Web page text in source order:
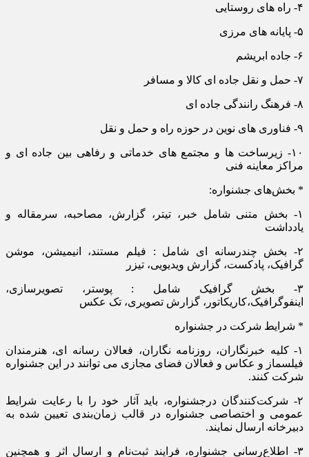
۴- راه های روستایی
۵- پایانه های مرزی
۶- جاده ابریشم
۷- حمل و نقل جاده ای کالا و مسافر
۸- فرهنگ رانندگی جاده ای
۹- فناوری های نوین در حوزه راه و حمل و نقل
۱۰- زیرساخت ها و مجتمع های خدماتی و رفاهی بین جاده ای و
مراکز معاینه فنی
* بخش‌های جشنواره:
۱- بخش متنی شامل خبر، تیتر، گزارش، مصاحبه، سرمقاله و
یادداشت
۲- بخش چندرسانه ای شامل : فیلم مستند، انیمیشن، موشن
گرافیک، پادکست، گزارش ویدیویی، تیزر
۳- بخش گرافیک شامل : پوستر، تصویرسازی،
اینفوگرافیک،کاریکاتور، گزارش تصویری، تک عکس
* شرایط شرکت در جشنواره
۱- کلیه خبرنگاران، روزنامه نگاران، فعالان رسانه ای، هنرمندان
فیلسماز و عکاس و فعالان فضای مجازی می توانند در این جشنواره
شرکت کنند.
۲- شرکت‌کنندگان درجشنواره، باید آثار خود را با رعایت شرایط
عمومی و اختصاصی جشنواره در قالب زمان‌بندی تعیین شده به
دبیرخانه ارسال نمایند.
۳- اطلاع‌رسانی جشنواره، فرایند ثبت‌نام و ارسال اثر و همچنین